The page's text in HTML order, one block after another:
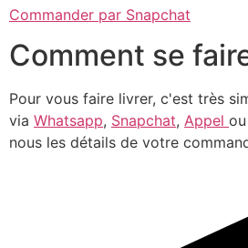
Commander par Snapchat
Comment se
Pour vous faire livrer, c'est très
via Whatsapp, Snapchat, Appel ou
nous les détails de votre